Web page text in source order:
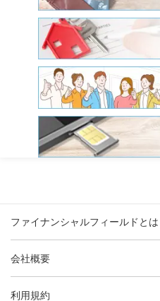
ファイナンシャルフィールドとは
会社概要
利用規約